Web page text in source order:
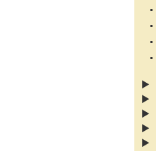
▶
▶
▶
▶
▶